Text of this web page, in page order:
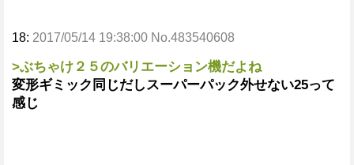
18: 2017/05/14 19:38:00 No.483540608
>ぶちゃけ２５のバリエーション機だよね
変形ギミック同じだしスーパーパック外せない25って
感じ